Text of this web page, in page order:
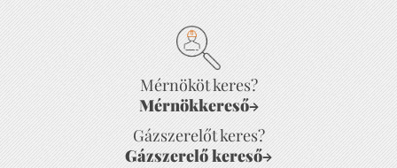
Mérnököt keres?
Mérnökkereső→
Gázszerelőt keres?
Gázszerelő kereső→